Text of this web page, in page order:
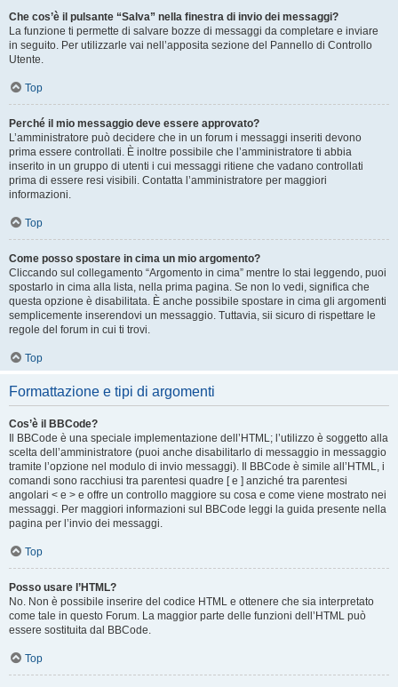
Che cos’è il pulsante “Salva” nella finestra di invio dei messaggi?
La funzione ti permette di salvare bozze di messaggi da completare e inviare
in seguito. Per utilizzarle vai nell’apposita sezione del Pannello di Controllo
Utente.
Top
Perché il mio messaggio deve essere approvato?
L’amministratore può decidere che in un forum i messaggi inseriti devono
prima essere controllati. È inoltre possibile che l’amministratore ti abbia
inserito in un gruppo di utenti i cui messaggi ritiene che vadano controllati
prima di essere resi visibili. Contatta l’amministratore per maggiori
informazioni.
Top
Come posso spostare in cima un mio argomento?
Cliccando sul collegamento “Argomento in cima” mentre lo stai leggendo, puoi
spostarlo in cima alla lista, nella prima pagina. Se non lo vedi, significa che
questa opzione è disabilitata. È anche possibile spostare in cima gli argomenti
semplicemente inserendovi un messaggio. Tuttavia, sii sicuro di rispettare le
regole del forum in cui ti trovi.
Top
Formattazione e tipi di argomenti
Cos’è il BBCode?
Il BBCode è una speciale implementazione dell’HTML; l’utilizzo è soggetto alla
scelta dell’amministratore (puoi anche disabilitarlo di messaggio in messaggio
tramite l’opzione nel modulo di invio messaggi). Il BBCode è simile all’HTML, i
comandi sono racchiusi tra parentesi quadre [ e ] anziché tra parentesi
angolari < e > e offre un controllo maggiore su cosa e come viene mostrato nei
messaggi. Per maggiori informazioni sul BBCode leggi la guida presente nella
pagina per l’invio dei messaggi.
Top
Posso usare l’HTML?
No. Non è possibile inserire del codice HTML e ottenere che sia interpretato
come tale in questo Forum. La maggior parte delle funzioni dell’HTML può
essere sostituita dal BBCode.
Top